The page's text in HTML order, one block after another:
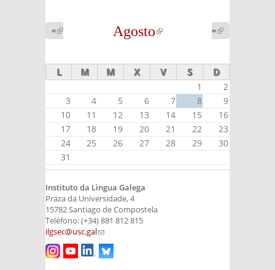
Agosto
(link is
«
external)
»
external)
L M M X V S D
1
2
3
4 5 6 7 8
9
10
11 12 13 14 15
16
17
18 19 20 21 22
23
24
25 26 27 28 29
30
31
Instituto da Lingua Galega
Praza da Universidade, 4
15782 Santiago de Compostela
Teléfono: (+34) 881 812 815
ilgsec@usc.gal(link sends e-mail)